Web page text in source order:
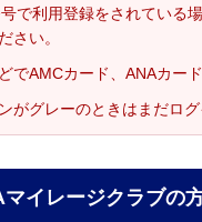
で利用登録をされている
さい。
でAMCカード、ANAカー
がグレーのときはまだロ
マイレージクラブの